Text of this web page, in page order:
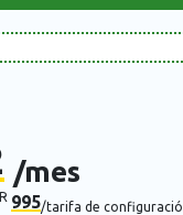
/mes
R 995/tarifa de configuració